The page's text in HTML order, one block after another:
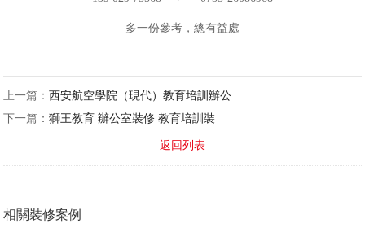
多一份參考，總有益處
上一篇：西安航空學院（現代）教育培訓辦公
下一篇：獅王教育 辦公室裝修 教育培訓裝
返回列表
相關裝修案例